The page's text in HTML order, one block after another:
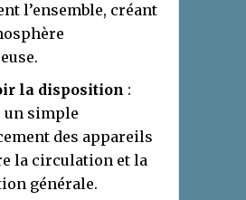
l’ensemble, créant
la disposition :
un simple
des appareils
la circulation et la
générale.